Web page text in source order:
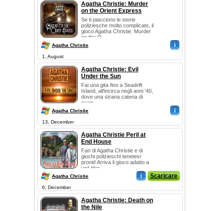
Agatha Christie: Murder
on the Orient Express
Se ti piacciono le storie
poliziesche molto complicate, il
gioco Agatha Christie: Murder
on the O...
Agatha Christie i
1, August
Agatha Christie: Evil
Under the Sun
Fai una gita fino a Seadrift
Island, all'incirca negli anni '40,
dove una strana catena di
even...
Agatha Christie i
13, December
Agatha Christie Peril at
End House
Fan di Agatha Christie e di
giochi polizieschi tenetevi
pronti! Arriva il gioco adatto a
voi! Her...
Agatha Christie i Scaricare
6, December
Agatha Christie: Death on
the Nile